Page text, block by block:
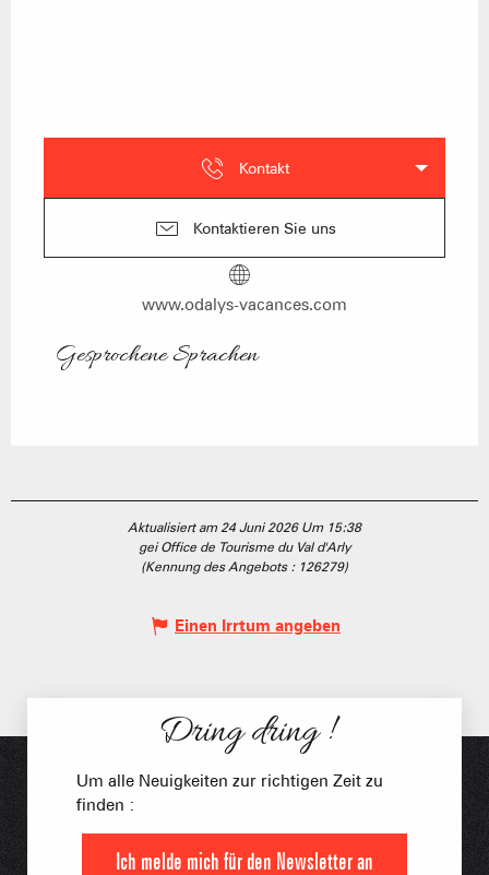
Kontakt
Kontaktieren Sie uns
www.odalys-vacances.com
Gesprochene Sprachen
Gesprochene Sprachen
Aktualisiert am 24 Juni 2026 Um 15:38
gei Office de Tourisme du Val d'Arly
(Kennung des Angebots : 126279)
Einen Irrtum angeben
Dring dring !
Um alle Neuigkeiten zur richtigen Zeit zu
finden :
Ich melde mich für den Newsletter an